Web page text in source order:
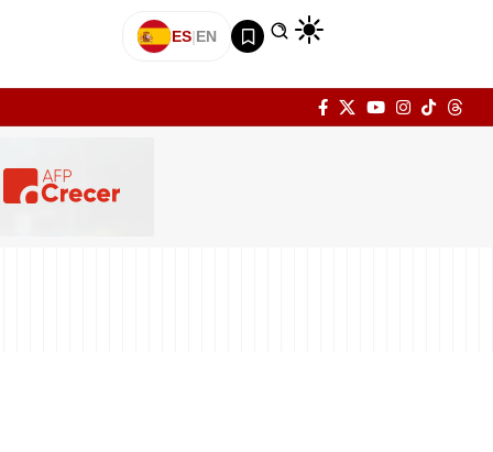
ES|EN